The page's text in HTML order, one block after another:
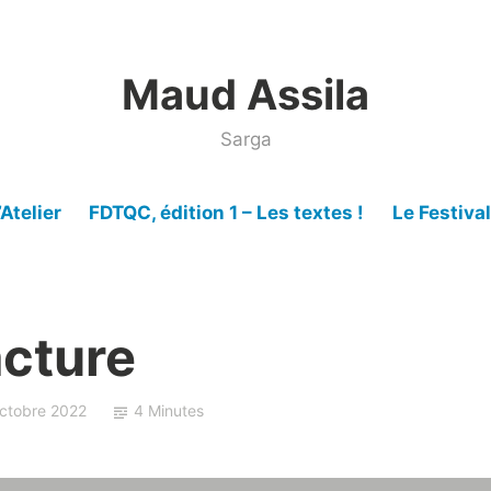
Maud Assila
Sarga
FDTQC, édition 1 – Les textes ! Le
2022 4 Minutes